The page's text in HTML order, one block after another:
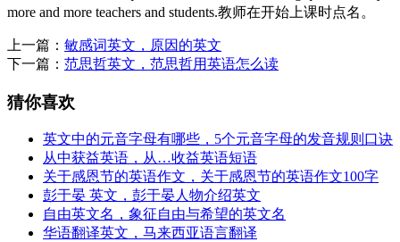
more and more teachers and students.教师在开始上课时点名。
上一篇： 敏感词英文，原因的英文
下一篇： 范思哲英文，范思哲用英语怎么读
猜你喜欢
英文中的元音字母有哪些，5个元音字母的发音规则口诀
从中获益英语，从…收益英语短语
关于感恩节的英语作文，关于感恩节的英语作文100字
彭于晏 英文，彭于晏人物介绍英文
自由英文名，象征自由与希望的英文名
华语翻译英文，马来西亚语言翻译